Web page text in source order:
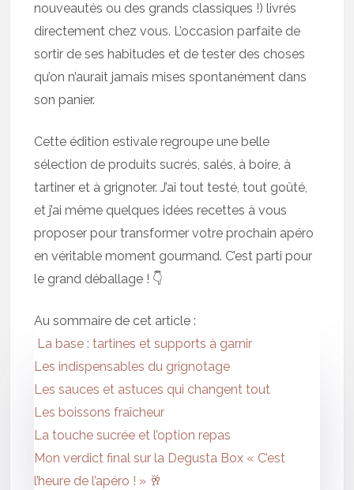
nouveautés ou des grands classiques !) livrés
directement chez vous. L’occasion parfaite de
sortir de ses habitudes et de tester des choses
qu’on n’aurait jamais mises spontanément dans
son panier.
Cette édition estivale regroupe une belle
sélection de produits sucrés, salés, à boire, à
tartiner et à grignoter. J’ai tout testé, tout goûté,
et j’ai même quelques idées recettes à vous
proposer pour transformer votre prochain apéro
en véritable moment gourmand. C’est parti pour
le grand déballage ! 👇
Au sommaire de cet article :
La base : tartines et supports à garnir
Les indispensables du grignotage
Les sauces et astuces qui changent tout
Les boissons fraîcheur
La touche sucrée et l’option repas
Mon verdict final sur la Degusta Box « C’est
l’heure de l’apéro ! » 🥂